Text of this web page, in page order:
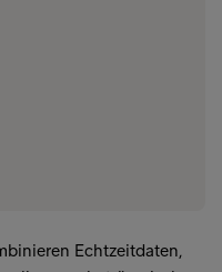
Echtzeitdaten,